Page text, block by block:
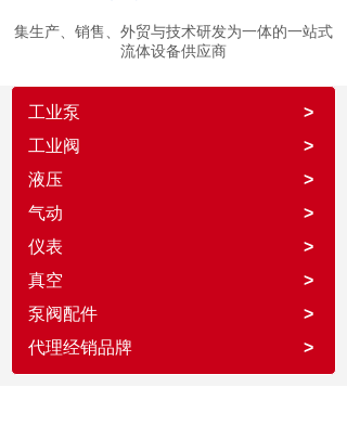
集生产、销售、外贸与技术研发为一体的一站式
流体设备供应商
工业泵
>
工业阀
>
液压
>
气动
>
仪表
>
真空
>
泵阀配件
>
代理经销品牌
>